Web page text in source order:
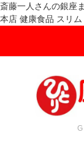
斎藤一人さんの銀座
本店 健康食品 スリ